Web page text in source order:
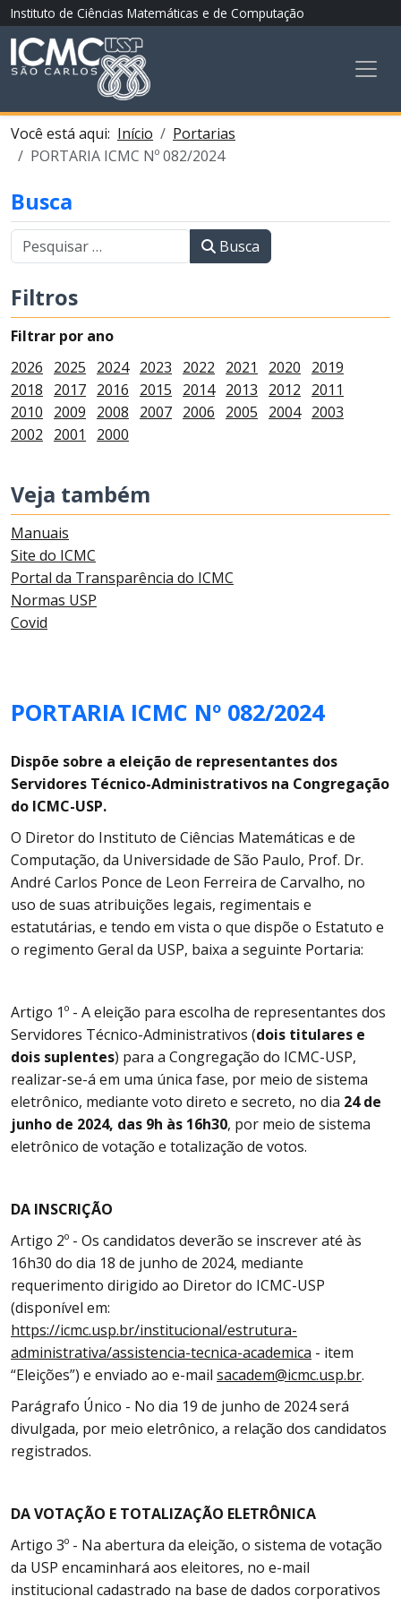
Instituto de Ciências Matemáticas e de Computação
Você está aqui: Início
Portarias
PORTARIA ICMC Nº 082/2024
Busca
Busca
Filtros
Filtrar por ano
2026
2025 2024 2023 2022 2021 2020
2019
2018
2017 2016 2015 2014 2013 2012
2011
2010
2009 2008 2007 2006 2005 2004 2003
2002
2001 2000
Veja também
Manuais
Site do ICMC
Portal da Transparência do ICMC
Normas USP
Covid
PORTARIA ICMC Nº 082/2024
Dispõe sobre a eleição de representantes dos
Servidores Técnico-Administrativos na Congregação
do ICMC-USP.
O Diretor do Instituto de Ciências Matemáticas e de
Computação, da Universidade de São Paulo, Prof. Dr.
André Carlos Ponce de Leon Ferreira de Carvalho, no
uso de suas atribuições legais, regimentais e
estatutárias, e tendo em vista o que dispõe o Estatuto e
o regimento Geral da USP, baixa a seguinte Portaria:
Artigo 1º - A eleição para escolha de representantes dos
Servidores Técnico-Administrativos (dois titulares e
dois suplentes) para a Congregação do ICMC-USP,
realizar-se-á em uma única fase, por meio de sistema
eletrônico, mediante voto direto e secreto, no dia 24 de
junho de 2024, das 9h às 16h30, por meio de sistema
eletrônico de votação e totalização de votos.
DA INSCRIÇÃO
Artigo 2º - Os candidatos deverão se inscrever até às
16h30 do dia 18 de junho de 2024, mediante
requerimento dirigido ao Diretor do ICMC-USP
(disponível em:
https://icmc.usp.br/institucional/estrutura-
administrativa/assistencia-tecnica-academica - item
“Eleições”) e enviado ao e-mail sacadem@icmc.usp.br.
Parágrafo Único - No dia 19 de junho de 2024 será
divulgada, por meio eletrônico, a relação dos candidatos
registrados.
DA VOTAÇÃO E TOTALIZAÇÃO ELETRÔNICA
Artigo 3º - Na abertura da eleição, o sistema de votação
da USP encaminhará aos eleitores, no e-mail
institucional cadastrado na base de dados corporativos